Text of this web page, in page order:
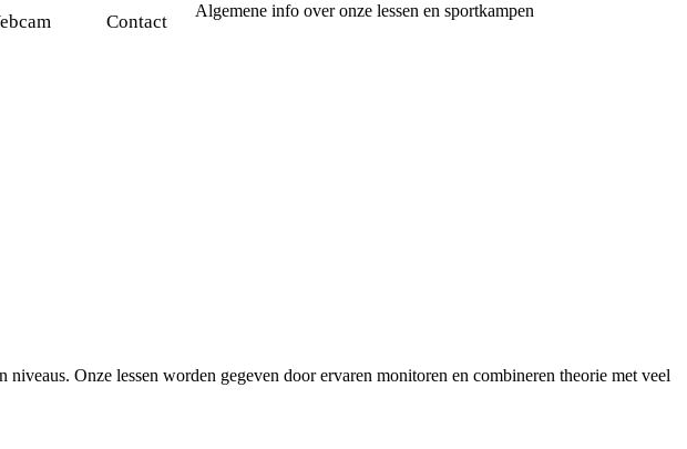
Contact
Algemene info over onze lessen en sportkampen
niveaus. Onze lessen worden gegeven door ervaren monitoren en combineren theorie met veel